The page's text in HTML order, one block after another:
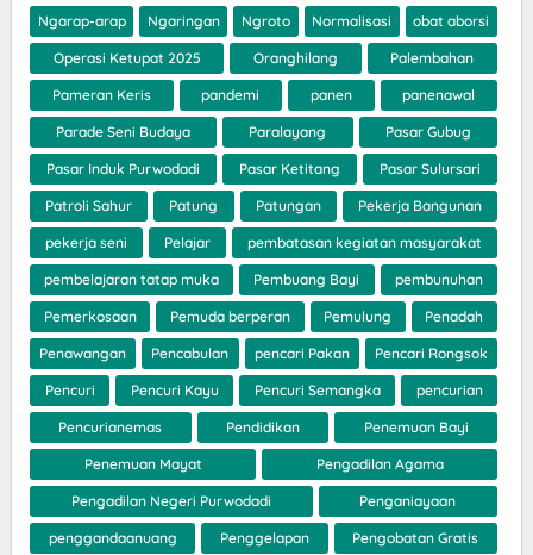
Ngarap-arap Ngaringan Ngroto Normalisasi obat aborsi
Operasi Ketupat 2025 Oranghilang Palembahan
Pameran Keris pandemi panen panenawal
Parade Seni Budaya Paralayang Pasar Gubug
Pasar Induk Purwodadi Pasar Ketitang Pasar Sulursari
Patroli Sahur Patung Patungan Pekerja Bangunan
pekerja seni Pelajar pembatasan kegiatan masyarakat
pembelajaran tatap muka Pembuang Bayi pembunuhan
Pemerkosaan Pemuda berperan Pemulung Penadah
Penawangan Pencabulan pencari Pakan Pencari Rongsok
Pencuri Pencuri Kayu Pencuri Semangka pencurian
Pencurianemas Pendidikan Penemuan Bayi
Penemuan Mayat Pengadilan Agama
Pengadilan Negeri Purwodadi Penganiayaan
penggandaanuang Penggelapan Pengobatan Gratis